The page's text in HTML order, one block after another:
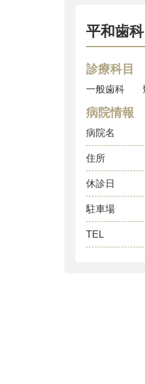
平和歯
診療科目
一般歯科
病院情報
病院名
住所
休診日
駐車場
TEL